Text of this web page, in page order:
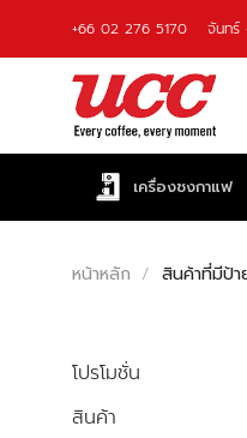
+66 02 276 5170 จันทร์
เครื่องชงกาแฟ
หน้าหลัก / สินค้าที่มีป้า
โปรโมชั่น
สินค้า